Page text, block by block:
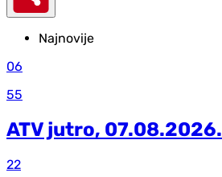
Najnovije
06
55
ATV jutro, 07.08.2026.
22